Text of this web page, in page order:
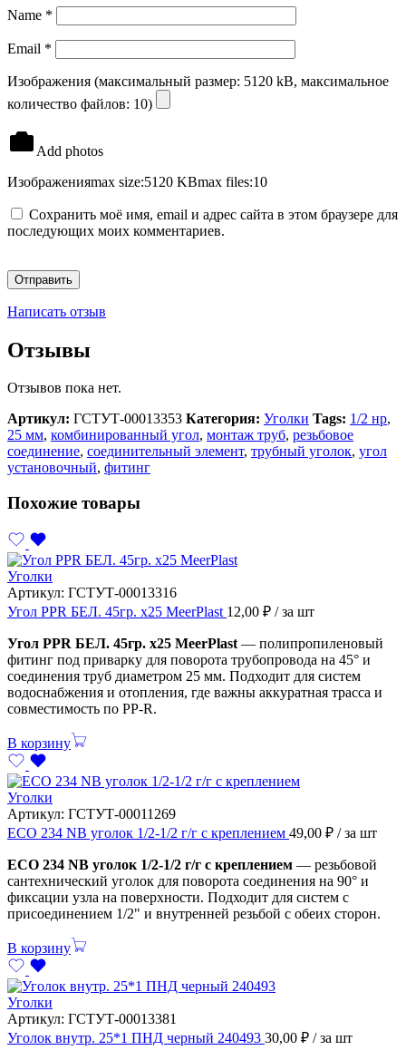
Name *
Email *
Изображения (максимальный размер: 5120 kB, максимальное
количество файлов: 10)
Add photos
Изображенияmax size:5120 KBmax files:10
Сохранить моё имя, email и адрес сайта в этом браузере для
последующих моих комментариев.
Написать отзыв
Отзывы
Отзывов пока нет.
Артикул: ГСТУТ-00013353 Категория: Уголки Tags: 1/2 нр,
25 мм, комбинированный угол, монтаж труб, резьбовое
соединение, соединительный элемент, трубный уголок, угол
установочный, фитинг
Похожие товары
Уголки
Артикул: ГСТУТ-00013316
Угол PPR БЕЛ. 45гр. х25 MeerPlast 12,00 ₽ / за шт
Угол PPR БЕЛ. 45гр. х25 MeerPlast — полипропиленовый
фитинг под приварку для поворота трубопровода на 45° и
соединения труб диаметром 25 мм. Подходит для систем
водоснабжения и отопления, где важны аккуратная трасса и
совместимость по PP-R.
В корзину
Уголки
Артикул: ГСТУТ-00011269
ECO 234 NB уголок 1/2-1/2 г/г с креплением 49,00 ₽ / за шт
ECO 234 NB уголок 1/2-1/2 г/г с креплением — резьбовой
сантехнический уголок для поворота соединения на 90° и
фиксации узла на поверхности. Подходит для систем с
присоединением 1/2" и внутренней резьбой с обеих сторон.
В корзину
Уголки
Артикул: ГСТУТ-00013381
Уголок внутр. 25*1 ПНД черный 240493 30,00 ₽ / за шт